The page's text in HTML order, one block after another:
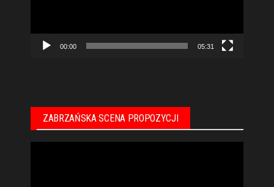
00:00 05:31
ZABRZAŃSKA SCENA PROPOZYCJI